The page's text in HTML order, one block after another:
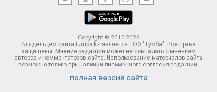
Copyright © 2010-2026
Владельцем сайта tumba.kz является ТОО "Тумба". Все права
защищены. Мнение редакции может не совпадать с мнением
авторов и комментаторов сайта. Использование материалов сайта
возможно только при наличии письменного согласия редакции.
полная версия сайта